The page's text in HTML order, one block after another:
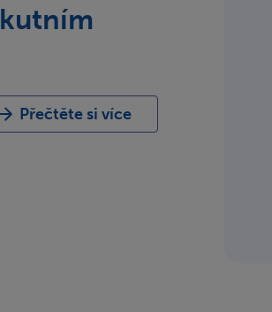
Přečtěte si více